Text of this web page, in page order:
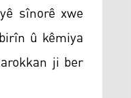
sînorê xwe
û kêmiya
ji ber